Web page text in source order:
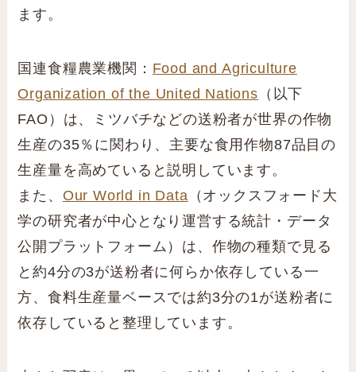
ます。
国連食糧農業機関： Food and Agriculture
Organization of the United Nations （以下
FAO）は、ミツバチなどの送粉者が世界の作物
生産の35％に関わり、主要な食用作物87品目の
生産量を高めていると説明しています。
また、 Our World in Data （オックスフォード大
学の研究者が中心となり運営する統計・データ
公開プラットフォーム）は、作物の種類で見る
と約4分の3が送粉者に何らか依存している一
方、食料生産量ベースでは約3分の1が送粉者に
依存していると整理しています。